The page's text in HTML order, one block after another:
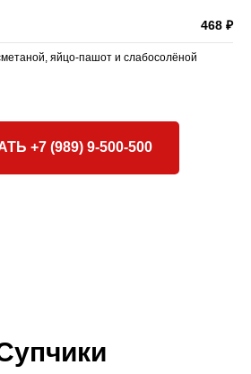
468 ₽
яйцо-пашот и слабосолёной
+7 (989) 9-500-500